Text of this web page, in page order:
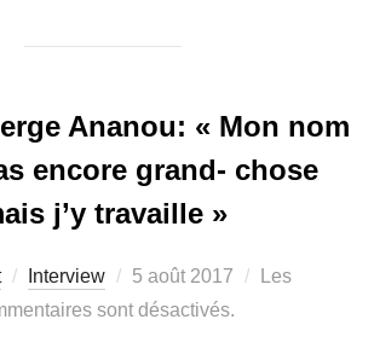
Ananou: « Mon nom
encore grand- chose
j’y travaille »
Interview 5 août 2017
Les
sont désactivés.